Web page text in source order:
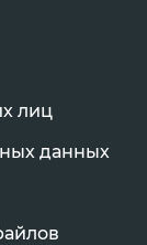
лиц
данных